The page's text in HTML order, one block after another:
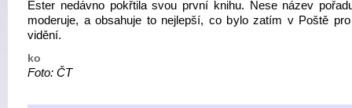
Ester nedávno pokřtila svou první knihu. Nese název
moderuje, a obsahuje to nejlepší, co bylo zatím v Poště
vidění.
ko
Foto: ČT